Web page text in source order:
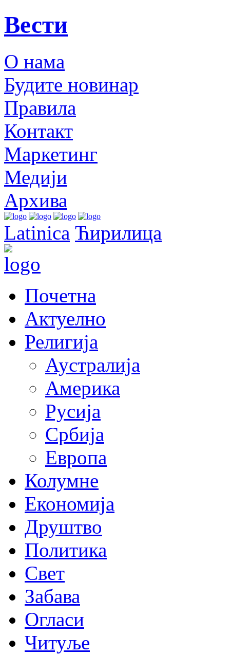
Вести
О нама
Будите новинар
Правила
Контакт
Маркетинг
Медији
Архива
Latinica Ћирилица
Почетна
Актуелно
Религија
Аустралија
Америка
Русија
Србија
Европа
Колумне
Економија
Друштво
Политика
Свет
Забава
Огласи
Читуље